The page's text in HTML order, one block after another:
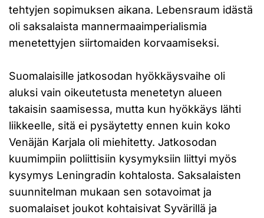
tehtyjen sopimuksen aikana. Lebensraum idästä
oli saksalaista mannermaaimperialismia
menetettyjen siirtomaiden korvaamiseksi.
Suomalaisille jatkosodan hyökkäysvaihe oli
aluksi vain oikeutetusta menetetyn alueen
takaisin saamisessa, mutta kun hyökkäys lähti
liikkeelle, sitä ei pysäytetty ennen kuin koko
Venäjän Karjala oli miehitetty. Jatkosodan
kuumimpiin poliittisiin kysymyksiin liittyi myös
kysymys Leningradin kohtalosta. Saksalaisten
suunnitelman mukaan sen sotavoimat ja
suomalaiset joukot kohtaisivat Syvärillä ja